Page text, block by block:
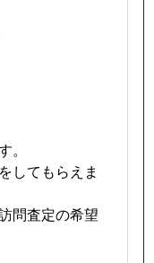
。
してもらえま
問査定の希望